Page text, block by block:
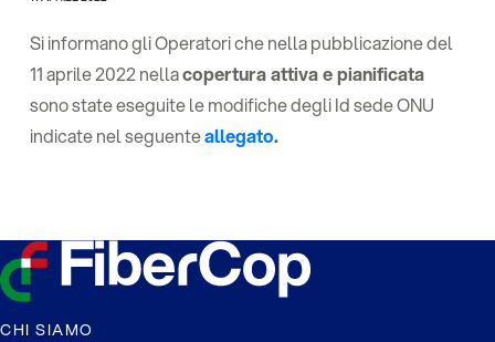
Si informano gli Operatori che nella pubblicazione del
11 aprile 2022 nellacopertura attiva e pianificata
sono state eseguite le modifiche degli Id sede ONU
indicate nel seguenteallegato.
CHI SIAMO